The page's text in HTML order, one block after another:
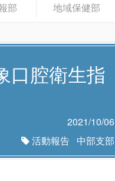
部 地域保健部
口腔衛生指
2021/10/06
活動報告 中部支部